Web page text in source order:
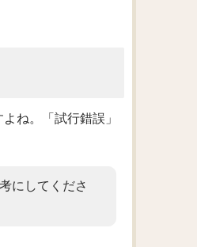
ね。「試行錯誤」
にしてくださ